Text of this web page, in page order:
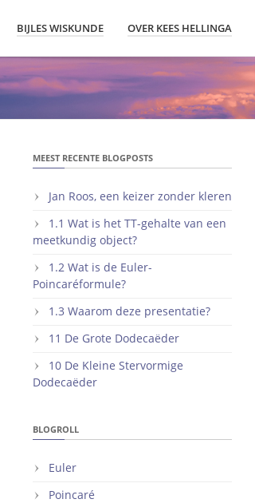
BIJLES WISKUNDE OVER KEES HELLINGA
MEEST RECENTE BLOGPOSTS
Jan Roos, een keizer zonder kleren
1.1 Wat is het TT-gehalte van een
meetkundig object?
1.2 Wat is de Euler-
Poincaréformule?
1.3 Waarom deze presentatie?
11 De Grote Dodecaëder
10 De Kleine Stervormige
Dodecaëder
BLOGROLL
Euler
Poincaré